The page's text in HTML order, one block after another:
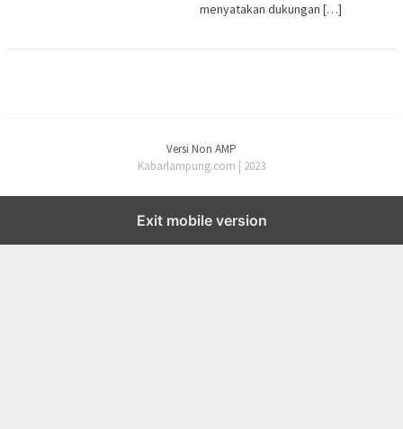
menyatakan dukungan […]
Versi Non AMP
Kabarlampung.com | 2023
Exit mobile version